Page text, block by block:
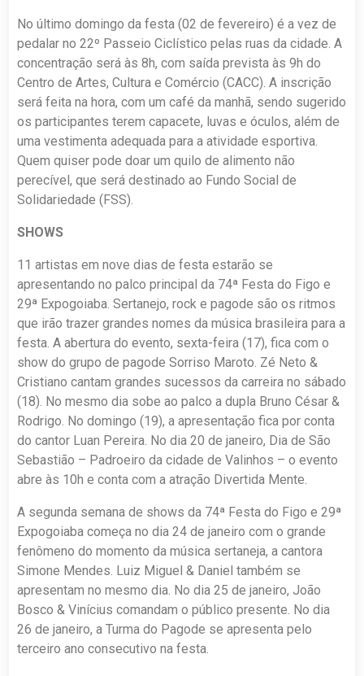
No último domingo da festa (02 de fevereiro) é a vez de
pedalar no 22º Passeio Ciclístico pelas ruas da cidade. A
concentração será às 8h, com saída prevista às 9h do
Centro de Artes, Cultura e Comércio (CACC). A inscrição
será feita na hora, com um café da manhã, sendo sugerido
os participantes terem capacete, luvas e óculos, além de
uma vestimenta adequada para a atividade esportiva.
Quem quiser pode doar um quilo de alimento não
perecível, que será destinado ao Fundo Social de
Solidariedade (FSS).
SHOWS
11 artistas em nove dias de festa estarão se
apresentando no palco principal da 74ª Festa do Figo e
29ª Expogoiaba. Sertanejo, rock e pagode são os ritmos
que irão trazer grandes nomes da música brasileira para a
festa. A abertura do evento, sexta-feira (17), fica com o
show do grupo de pagode Sorriso Maroto. Zé Neto &
Cristiano cantam grandes sucessos da carreira no sábado
(18). No mesmo dia sobe ao palco a dupla Bruno César &
Rodrigo. No domingo (19), a apresentação fica por conta
do cantor Luan Pereira. No dia 20 de janeiro, Dia de São
Sebastião – Padroeiro da cidade de Valinhos – o evento
abre às 10h e conta com a atração Divertida Mente.
A segunda semana de shows da 74ª Festa do Figo e 29ª
Expogoiaba começa no dia 24 de janeiro com o grande
fenômeno do momento da música sertaneja, a cantora
Simone Mendes. Luiz Miguel & Daniel também se
apresentam no mesmo dia. No dia 25 de janeiro, João
Bosco & Vinícius comandam o público presente. No dia
26 de janeiro, a Turma do Pagode se apresenta pelo
terceiro ano consecutivo na festa.